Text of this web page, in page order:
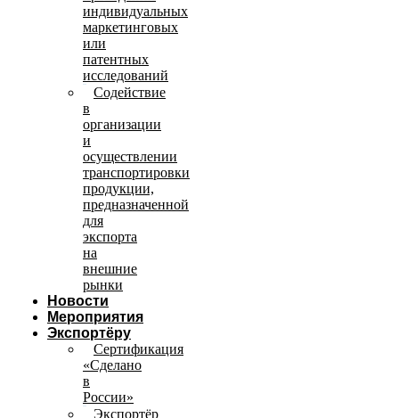
индивидуальных
маркетинговых
или
патентных
исследований
Содействие
в
организации
и
осуществлении
транспортировки
продукции,
предназначенной
для
экспорта
на
внешние
рынки
Новости
Мероприятия
Экспортёру
Сертификация
«Сделано
в
России»
Экспортёр